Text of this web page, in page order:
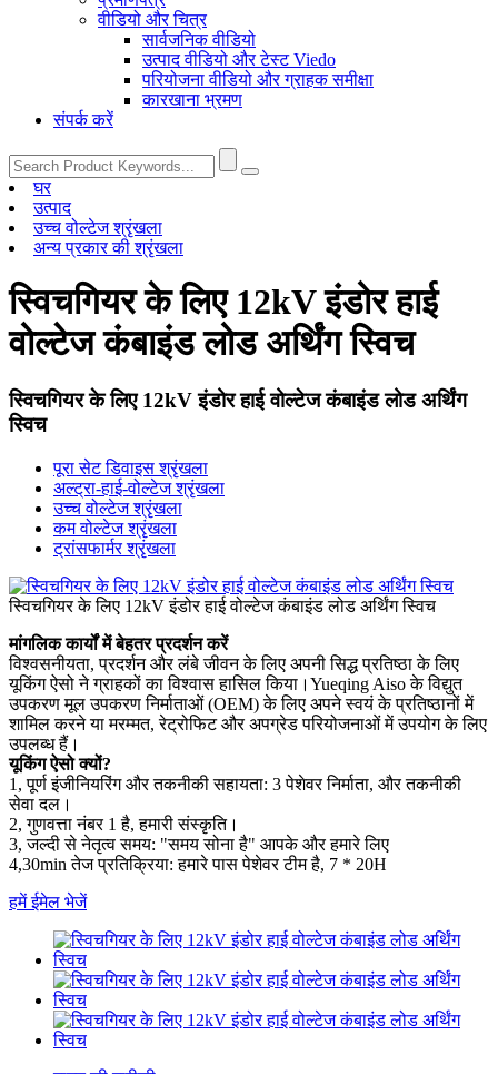
वीडियो और चित्र
सार्वजनिक वीडियो
उत्पाद वीडियो और टेस्ट Viedo
परियोजना वीडियो और ग्राहक समीक्षा
कारखाना भ्रमण
संपर्क करें
घर
उत्पाद
उच्च वोल्टेज श्रृंखला
अन्य प्रकार की श्रृंखला
स्विचगियर के लिए 12kV इंडोर हाई
वोल्टेज कंबाइंड लोड अर्थिंग स्विच
स्विचगियर के लिए 12kV इंडोर हाई वोल्टेज कंबाइंड लोड अर्थिंग
स्विच
पूरा सेट डिवाइस श्रृंखला
अल्ट्रा-हाई-वोल्टेज श्रृंखला
उच्च वोल्टेज श्रृंखला
कम वोल्टेज श्रृंखला
ट्रांसफार्मर श्रृंखला
स्विचगियर के लिए 12kV इंडोर हाई वोल्टेज कंबाइंड लोड अर्थिंग स्विच
मांगलिक कार्यों में बेहतर प्रदर्शन करें
विश्वसनीयता, प्रदर्शन और लंबे जीवन के लिए अपनी सिद्ध प्रतिष्ठा के लिए
यूकिंग ऐसो ने ग्राहकों का विश्वास हासिल किया।Yueqing Aiso के विद्युत
उपकरण मूल उपकरण निर्माताओं (OEM) के लिए अपने स्वयं के प्रतिष्ठानों में
शामिल करने या मरम्मत, रेट्रोफिट और अपग्रेड परियोजनाओं में उपयोग के लिए
उपलब्ध हैं।
यूकिंग ऐसो क्यों?
1, पूर्ण इंजीनियरिंग और तकनीकी सहायता: 3 पेशेवर निर्माता, और तकनीकी
सेवा दल।
2, गुणवत्ता नंबर 1 है, हमारी संस्कृति।
3, जल्दी से नेतृत्व समय: "समय सोना है" आपके और हमारे लिए
4,30min तेज प्रतिक्रिया: हमारे पास पेशेवर टीम है, 7 * 20H
हमें ईमेल भेजें